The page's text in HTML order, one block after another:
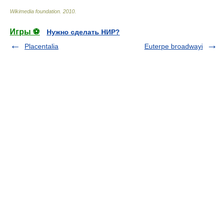
Wikimedia foundation 2010
Игры ⚽
Нужно сделать НИР?
Placentalia
Euterpe broadwayi